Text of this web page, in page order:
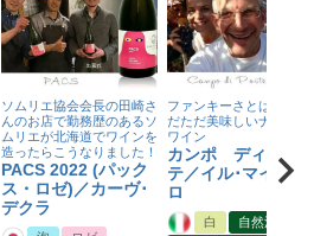
ソムリエ協会会長の田崎さ
んのお店で勤務歴のあるソ
ムリエが北海道でワインを
造ったらこうなりました！
PACS 2022 (パック
ス・ロゼ)／カーヴ･
デクラ
ファンキーさとは無縁！
だただ美味しいナチュラ
ワイン
カンポ ディ ポ
テ／イル･マイオー
ロ
白 自然派